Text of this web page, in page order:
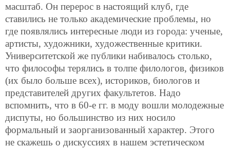
масштаб. Он перерос в настоящий клуб, где
ставились не только академические проблемы, но
где появлялись интересные люди из города: ученые,
артисты, художники, художественные критики.
Университетской же публики набивалось столько,
что философы терялись в толпе филологов, физиков
(их было больше всех), историков, биологов и
представителей других факультетов. Надо
вспомнить, что в 60-е гг. в моду вошли молодежные
диспуты, но большинство из них носило
формальный и заорганизованный характер. Этого
не скажешь о дискуссиях в нашем эстетическом